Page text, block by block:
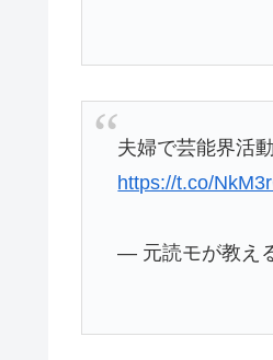
夫婦で芸能界活
https://t.co/
— 元読モが教え